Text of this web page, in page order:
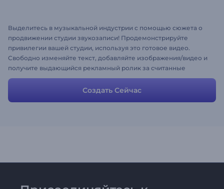
Выделитесь в музыкальной индустрии с помощью сюжета о
продвижении студии звукозаписи! Продемонстрируйте
привилегии вашей студии, используя это готовое видео.
Свободно изменяйте текст, добавляйте изображения/видео и
получите выдающийся рекламный ролик за считанные
минуты! Все еще сомневаетесь? Дайте этому сюжету шанс и
встречайте новых клиентов!Создать Сейчас